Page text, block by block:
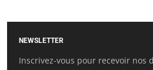
NEWSLETTER
Inscrivez-vous pour recevoir nos